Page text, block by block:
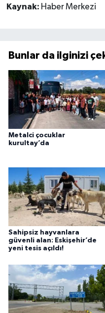
Kaynak: Haber Merkezi
Bunlar da ilginizi
Metalci çocuklar
kurultay’da
Sahipsiz hayvanlara
güvenli alan: Eskişehir’de
yeni tesis açıldı!